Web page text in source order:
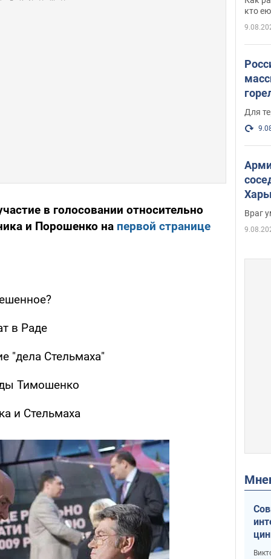
в голосовании относительно
и Порошенко на первой странице
в Раде
"дела Стельмаха"
Тимошенко
и Стельмаха
и
кто
Для
Враг